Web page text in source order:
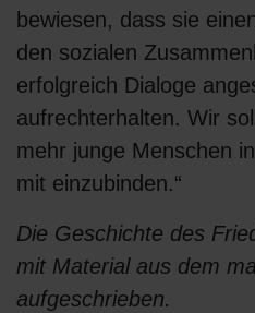
bewiesen, dass sie
den sozialen
erfolgreich Dialoge
aufrechterhalten. Wir
mehr junge Menschen
mit einzubinden.“
Die Geschichte des
mit Material aus dem
aufgeschrieben.